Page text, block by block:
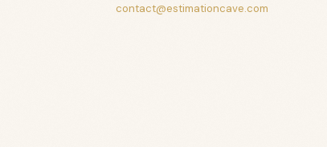
contact@estimationcave.com